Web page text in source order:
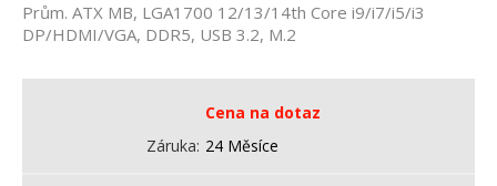
Prům. ATX MB, LGA1700 12/13/14th Core i9/i7/i5/i3
DP/HDMI/VGA, DDR5, USB 3.2, M.2
Cena na dotaz
Záruka 24 Měsíce